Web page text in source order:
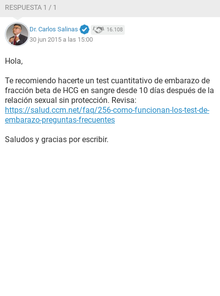
RESPUESTA 1 / 1
Dr. Carlos Salinas 16.108
30 jun 2015 a las 15:00
Hola,
Te recomiendo hacerte un test cuantitativo de embarazo de
fracción beta de HCG en sangre desde 10 días después de la
relación sexual sin protección. Revisa:
https://salud.ccm.net/faq/256-como-funcionan-los-test-de-
embarazo-preguntas-frecuentes
Saludos y gracias por escribir.